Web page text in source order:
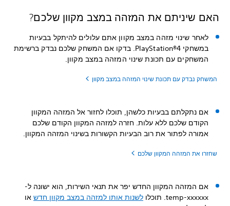
האם שיניתם את המזהה במצב מקוון שלכם?
לאחר שינוי מזהה במצב מקוון אתם עלולים להיתקל בבעיות
במשחקי PlayStation®4. בדקו אם המשחק שלכם נבדק ברשימת
המשחקים עם תכונת שינוי המזהה במצב מקוון.
המשחק נבדק עם תכונת שינוי המזהה במצב מקוון
אם נתקלתם בבעיות כלשהן, תוכלו לחזור אל המזהה המקוון
הקודם שלכם ללא עלות. חזרה למזהה המקוון הקודם שלכם
אמורה לפתור את רוב הבעיות הקשורות בשינוי המזהה המקוון.
שחזרו את המזהה המקוון שלכם
אם המזהה המקוון החדש יפר את תנאי השירות, הוא ישונה ל-
temp-xxxxxx. תוכלו
לשנות אותו למזהה במצב מקוון חדשאו